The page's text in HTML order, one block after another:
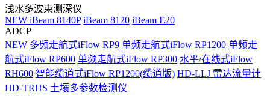
浅水多波束测深仪
NEW iBeam 8140P iBeam 8120 iBeam E20
ADCP
NEW 多频走航式iFlow RP9 单频走航式iFlow RP1200 单频走
航式iFlow RP600 单频走航式iFlow RP300 水平/在线式iFlow
RH600 智能缆道式iFlow RP1200(缆道版) HD-LLJ 雷达流量计
HD-TRHS 土壤多参数检测仪